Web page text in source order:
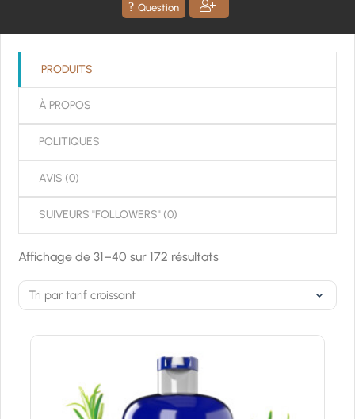
Question
PRODUITS
À PROPOS
POLITIQUES
AVIS (0)
SUIVEURS "FOLLOWERS" (0)
Affichage de 31–40 sur 172 résultatsTrié
prix